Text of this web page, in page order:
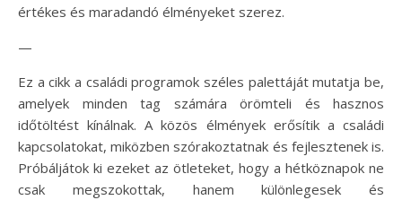
értékes és maradandó élményeket szerez.
—
Ez a cikk a családi programok széles palettáját mutatja be,
amelyek minden tag számára örömteli és hasznos
időtöltést kínálnak. A közös élmények erősítik a családi
kapcsolatokat, miközben szórakoztatnak és fejlesztenek is.
Próbáljátok ki ezeket az ötleteket, hogy a hétköznapok ne
csak megszokottak, hanem különlegesek és